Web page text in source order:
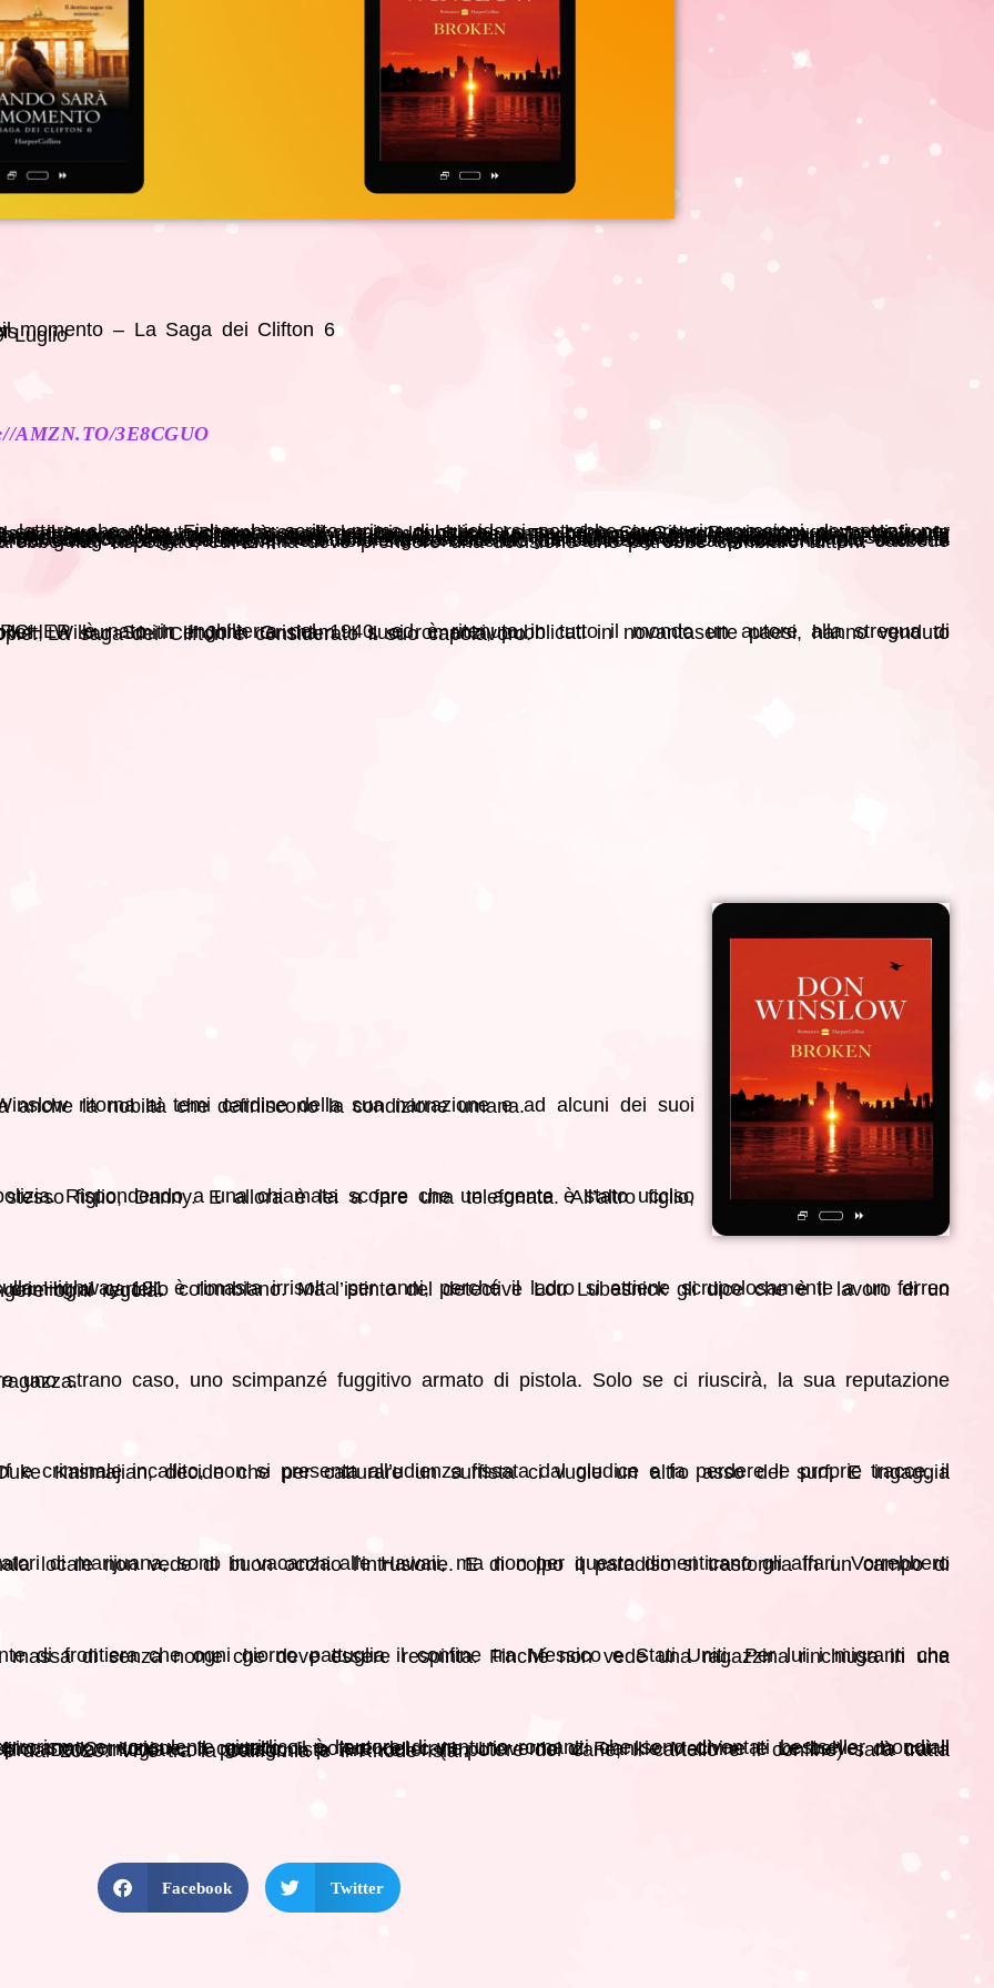
momento – La Saga dei Clifton 6
Luglio
AMZN.TO/3E8CGUO
a un bivio: sceglierà la carriera politica o proverà a salvare la donna che ama, prigioniera oltre la Cortina di ferro? Lady Virginia, ormai sull’orlo della bancarotta, dispera di trovare una via d’uscita. Finché non le presentano Cyrus T. Grant III, scapolo d’oro americano giunto a Londra per vedere la sua puledra correre ad Ascot. Sebastian Clifton è appena diventato amministratore delegato della Farthings Bank, ma deve sventare i continui attacchi dei suoi rivali, Sloane e Mellor, che non rinunciano alla speranza di appropriarsi della banca. Solo Priya, una bellissima ragazza indiana, riesce a distoglierlo dal lavoro. Peccato che i genitori di lei le abbiano già scelto un marito. Harry Clifton, intanto, è più che mai determinato a liberare dal gulag Anatoly Babakov, il cui libro sta conoscendo un successo senza precedenti. Ma succede ciò che nessuno si sarebbe mai aspettato, ed Emma deve prendere una decisione che potrebbe cambiare tutto…
alla stregua di scrittori come Ken Follett, Wilbur Smith e John Grisham. I suoi romanzi, pubblicati in novantasette paesi, hanno venduto oltre 330 milioni di copie. La saga dei Clifton è considerato il suo capolavoro.
dei suoi personaggi più amati, per esplorare la ferocia ma anche la nobiltà che definiscono la condizione umana.
che è il lavoro di un solo uomo. E per stanarlo lui è disposto a infrangere ogni regola.
una ragazza.
e Le belve, da cui il premio Oscar Oliver Stone ha tratto l’omonimo film. Dalla trilogia con protagonista Art Keller (Il potere del cane, Il cartello e Il confine) sarà tratta un’importante serie tv che andrà in onda a partire dal 2020. Vive tra la California e il Rhode Islan
Facebook Twitter